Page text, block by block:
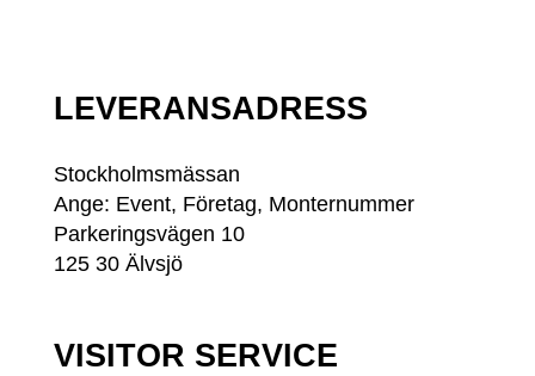
LEVERANSADRESS
Stockholmsmässan
Ange: Event, Företag, Monternummer
Parkeringsvägen 10
125 30 Älvsjö
VISITOR SERVICE